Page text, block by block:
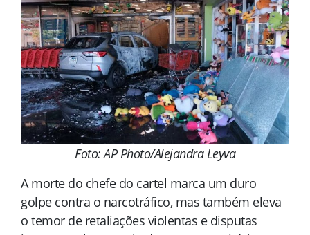
Foto: AP Photo/Alejandra Leyva
A morte do chefe do cartel marca um duro
golpe contra o narcotráfico, mas também eleva
o temor de retaliações violentas e disputas